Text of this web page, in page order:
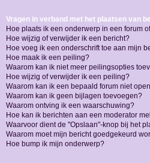
Vragen in verband met het plaatsen van
Hoe plaats ik een onderwerp in een forum
Hoe wijzig of verwijder ik een bericht?
Hoe voeg ik een onderschrift toe aan mijn
Hoe maak ik een peiling?
Waarom kan ik niet meer peilingsopties
Hoe wijzig of verwijder ik een peiling?
Waarom kan ik een bepaald forum niet
Waarom kan ik geen bijlagen toevoegen?
Waarom ontving ik een waarschuwing?
Hoe kan ik berichten aan een moderator
Waarvoor dient de "Opslaan"-knop bij het
Waarom moet mijn bericht goedgekeurd
Hoe bump ik mijn onderwerp?